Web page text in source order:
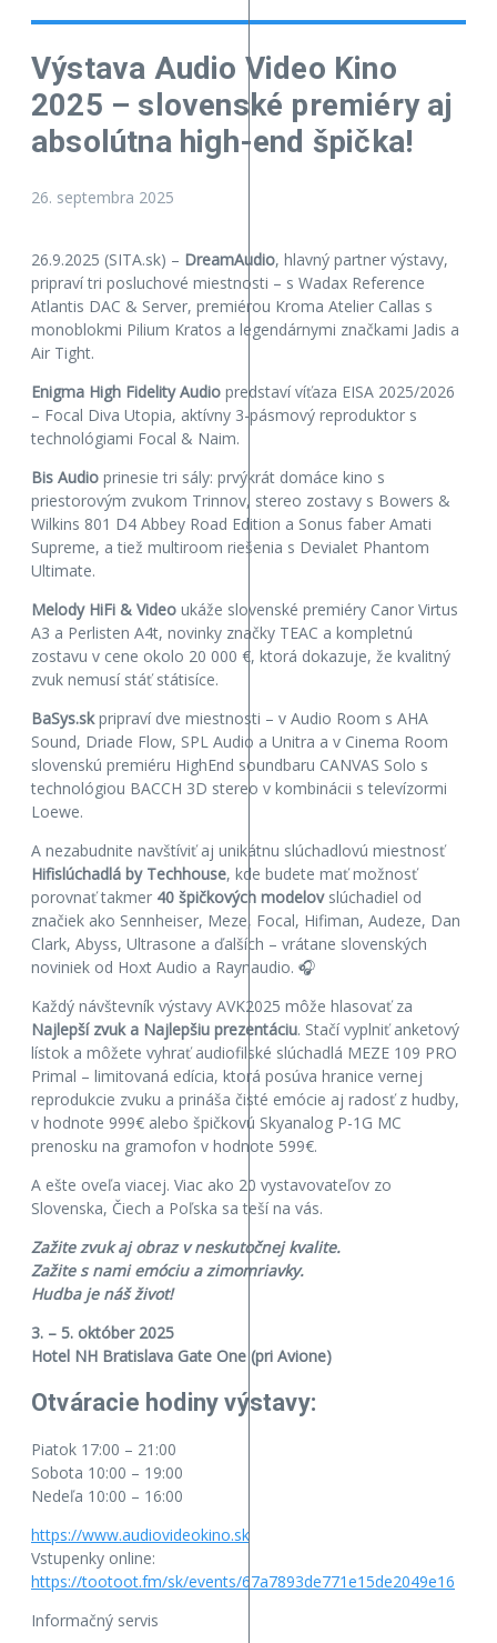
Výstava Audio Video Kino
2025 – slovenské premiéry aj
absolútna high-end špička!
26. septembra 2025
26.9.2025 (SITA.sk) – DreamAudio, hlavný partner výstavy,
pripraví tri posluchové miestnosti – s Wadax Reference
Atlantis DAC & Server, premiérou Kroma Atelier Callas s
monoblokmi Pilium Kratos a legendárnymi značkami Jadis a
Air Tight.
Enigma High Fidelity Audio predstaví víťaza EISA 2025/2026
– Focal Diva Utopia, aktívny 3-pásmový reproduktor s
technológiami Focal & Naim.
Bis Audio prinesie tri sály: prvýkrát domáce kino s
priestorovým zvukom Trinnov, stereo zostavy s Bowers &
Wilkins 801 D4 Abbey Road Edition a Sonus faber Amati
Supreme, a tiež multiroom riešenia s Devialet Phantom
Ultimate.
Melody HiFi & Video ukáže slovenské premiéry Canor Virtus
A3 a Perlisten A4t, novinky značky TEAC a kompletnú
zostavu v cene okolo 20 000 €, ktorá dokazuje, že kvalitný
zvuk nemusí stáť státisíce.
BaSys.skpripraví dve miestnosti – v Audio Room s AHA
Sound, Driade Flow, SPL Audio a Unitra a v Cinema Room
slovenskú premiéru HighEnd soundbaru CANVAS Solo s
technológiou BACCH 3D stereo v kombinácii s televízormi
Loewe.
A nezabudnite navštíviť aj unikátnu slúchadlovú miestnosť
Hifislúchadlá by Techhouse, kde budete mať možnosť
porovnať takmer 40 špičkových modelovslúchadiel od
značiek ako Sennheiser, Meze, Focal, Hifiman, Audeze, Dan
Clark, Abyss, Ultrasone a ďalších – vrátane slovenských
noviniek od Hoxt Audio a Raynaudio. 🎧
Každý návštevník výstavy AVK2025 môže hlasovať za
Najlepší zvuk a Najlepšiu prezentáciu. Stačí vyplniť anketový
lístok a môžete vyhrať audiofilské slúchadlá MEZE 109 PRO
Primal – limitovaná edícia, ktorá posúva hranice vernej
reprodukcie zvuku a prináša čisté emócie aj radosť z hudby,
v hodnote 999€ alebo špičkovú Skyanalog P-1G MC
prenosku na gramofon v hodnote 599€.
A ešte oveľa viacej. Viac ako 20 vystavovateľov zo
Slovenska, Čiech a Poľska sa teší na vás.
Zažite zvuk aj obraz v neskutočnej kvalite.
Zažite s nami emóciu a zimomriavky.
Hudba je náš život!
3. – 5. október 2025
Hotel NH Bratislava Gate One (pri Avione)
Otváracie hodiny výstavy:
Piatok 17:00 – 21:00
Sobota 10:00 – 19:00
Nedeľa 10:00 – 16:00
https://www.audiovideokino.sk
Vstupenky online:
https://tootoot.fm/sk/events/67a7893de771e15de2049e16
Informačný servis